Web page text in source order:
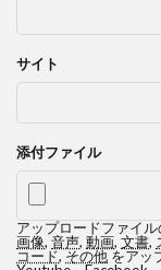
サイト
添付ファイル
アップロードファイル
画像, 音声, 動画, 文書,
コード,その他をアッ